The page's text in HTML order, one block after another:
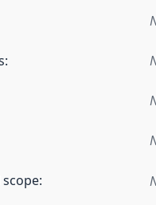
:
: